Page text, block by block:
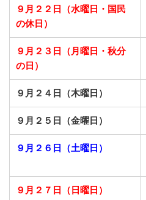
９月２２日
（水曜日・国民
の休日）
９月２３日
（月曜日・秋分
の日）
９月２４日（木曜日）
９月２５日（金曜日）
９月２６日（土曜日）
９月２７日（日曜日）